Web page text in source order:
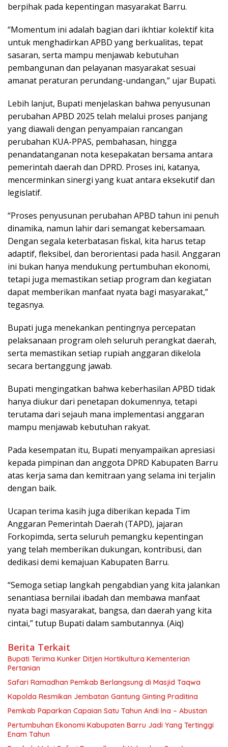
berpihak pada kepentingan masyarakat Barru.
“Momentum ini adalah bagian dari ikhtiar kolektif kita
untuk menghadirkan APBD yang berkualitas, tepat
sasaran, serta mampu menjawab kebutuhan
pembangunan dan pelayanan masyarakat sesuai
amanat peraturan perundang-undangan,” ujar Bupati.
Lebih lanjut, Bupati menjelaskan bahwa penyusunan
perubahan APBD 2025 telah melalui proses panjang
yang diawali dengan penyampaian rancangan
perubahan KUA-PPAS, pembahasan, hingga
penandatanganan nota kesepakatan bersama antara
pemerintah daerah dan DPRD. Proses ini, katanya,
mencerminkan sinergi yang kuat antara eksekutif dan
legislatif.
“Proses penyusunan perubahan APBD tahun ini penuh
dinamika, namun lahir dari semangat kebersamaan.
Dengan segala keterbatasan fiskal, kita harus tetap
adaptif, fleksibel, dan berorientasi pada hasil. Anggaran
ini bukan hanya mendukung pertumbuhan ekonomi,
tetapi juga memastikan setiap program dan kegiatan
dapat memberikan manfaat nyata bagi masyarakat,”
tegasnya.
Bupati juga menekankan pentingnya percepatan
pelaksanaan program oleh seluruh perangkat daerah,
serta memastikan setiap rupiah anggaran dikelola
secara bertanggung jawab.
Bupati mengingatkan bahwa keberhasilan APBD tidak
hanya diukur dari penetapan dokumennya, tetapi
terutama dari sejauh mana implementasi anggaran
mampu menjawab kebutuhan rakyat.
Pada kesempatan itu, Bupati menyampaikan apresiasi
kepada pimpinan dan anggota DPRD Kabupaten Barru
atas kerja sama dan kemitraan yang selama ini terjalin
dengan baik.
Ucapan terima kasih juga diberikan kepada Tim
Anggaran Pemerintah Daerah (TAPD), jajaran
Forkopimda, serta seluruh pemangku kepentingan
yang telah memberikan dukungan, kontribusi, dan
dedikasi demi kemajuan Kabupaten Barru.
“Semoga setiap langkah pengabdian yang kita jalankan
senantiasa bernilai ibadah dan membawa manfaat
nyata bagi masyarakat, bangsa, dan daerah yang kita
cintai,” tutup Bupati dalam sambutannya. (Aiq)
Berita Terkait
Bupati Terima Kunker Ditjen Hortikultura Kementerian
Pertanian
Safari Ramadhan Pemkab Berlangsung di Masjid Taqwa
Kapolda Resmikan Jembatan Gantung Ginting Praditina
Pemkab Paparkan Capaian Satu Tahun Andi Ina – Abustan
Pertumbuhan Ekonomi Kabupaten Barru Jadi Yang Tertinggi
Enam Tahun